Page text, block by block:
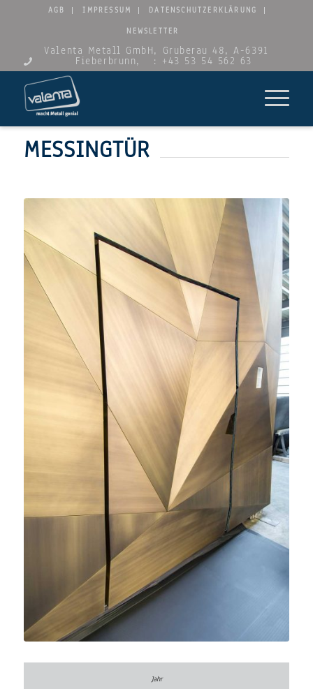
AGB IMPRESSUM
DATENSCHUTZERKLÄRUNG
NEWSLETTER
Valenta Metall GmbH, Gruberau 48, A-6391
Fieberbrunn, : +43 53 54 562 63
MESSINGTÜR